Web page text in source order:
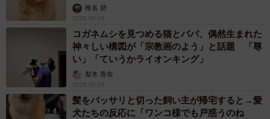
椎名 碧
2026.08.06
コガネムシを見つめる猫とパパ、偶然生まれた
神々しい構図が「宗教画のよう」と話題 「尊
い」「ていうかライオンキング」
梨木 香奈
2026.08.06
髪をバッサリと切った飼い主が帰宅すると→愛
犬たちの反応に「ワンコ様でも戸惑うのね